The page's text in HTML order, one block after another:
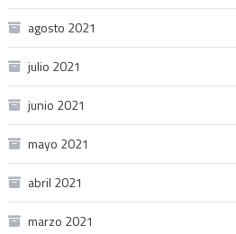
agosto 2021
julio 2021
junio 2021
mayo 2021
abril 2021
marzo 2021